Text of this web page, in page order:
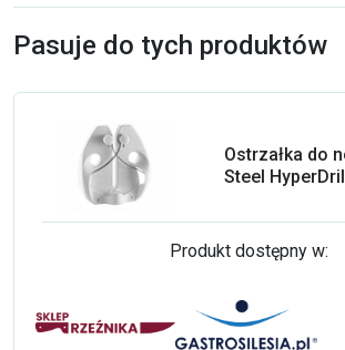
Pasuje do tych produktów
Ostrzałka do
Steel
Produkt dostępny w: